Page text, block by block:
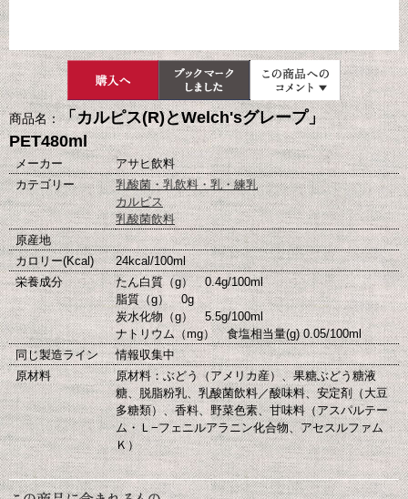
商品名：「カルピス(R)とWelch'sグレープ」
PET480ml
メーカー
アサヒ飲料
カテゴリー
乳酸菌・乳飲料・乳・練乳
カルピス
乳酸菌飲料
原産地
カロリー(Kcal)
24kcal/100ml
栄養成分
たん白質（g） 0.4g/100ml
脂質（g） 0g
炭水化物（g） 5.5g/100ml
ナトリウム（mg） 食塩相当量(g) 0.05/100ml
同じ製造ライン
情報収集中
原材料
原材料：ぶどう（アメリカ産）、果糖ぶどう糖液
糖、脱脂粉乳、乳酸菌飲料／酸味料、安定剤（大豆
多糖類）、香料、野菜色素、甘味料（アスパルテー
ム・Ｌ−フェニルアラニン化合物、アセスルファム
Ｋ）